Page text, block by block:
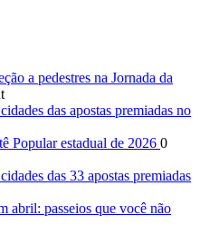
a pedestres na Jornada da
das apostas premiadas no
Popular estadual de 2026 0
das 33 apostas premiadas
abril: passeios que você não